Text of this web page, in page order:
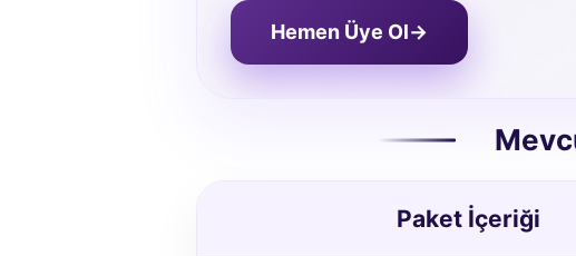
Hemen Üye Ol→
Paket İçeriği